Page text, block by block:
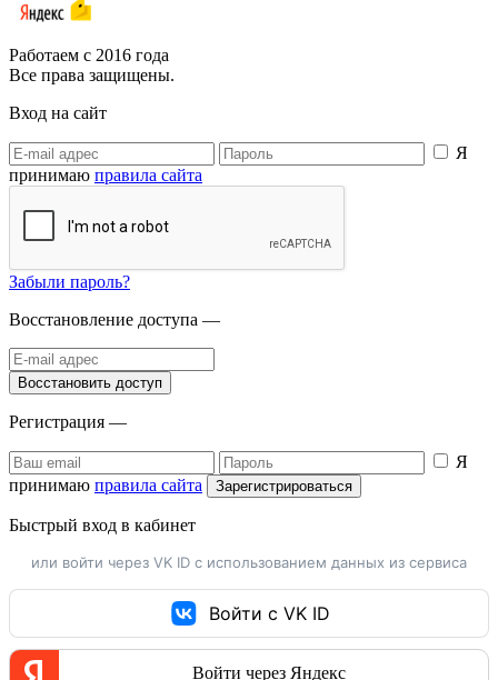
Работаем с 2016 года
Все права защищены.
Вход на сайт
Я
принимаю правила сайта
Забыли пароль?
Восстановление доступа —
Регистрация —
Я
принимаю правила сайта
Быстрый вход в кабинет
или войти через VK ID с использованием данных из сервиса
Войти с VK ID
Войти через Яндекс